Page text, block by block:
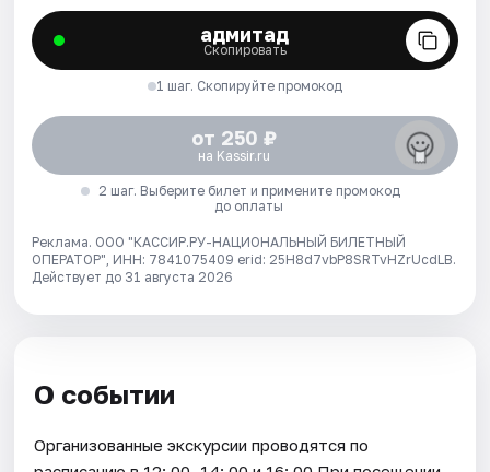
адмитад
Скопировать
1 шаг. Скопируйте промокод
от 250 ₽
на Kassir.ru
2 шаг. Выберите билет и примените промокод
до оплаты
Реклама. ООО "КАССИР.РУ-НАЦИОНАЛЬНЫЙ БИЛЕТНЫЙ
ОПЕРАТОР", ИНН: 7841075409 erid: 25H8d7vbP8SRTvHZrUcdLB.
Действует до 31 августа 2026
О событии
Организованные экскурсии проводятся по